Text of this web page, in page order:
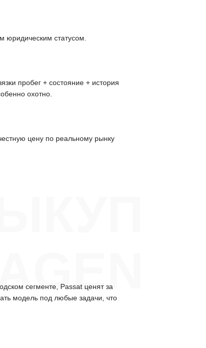
юридическим статусом.
пробег + состояние + история
охотно.
цену по реальному рынку
сегменте, Passat ценят за
модель под любые задачи, что